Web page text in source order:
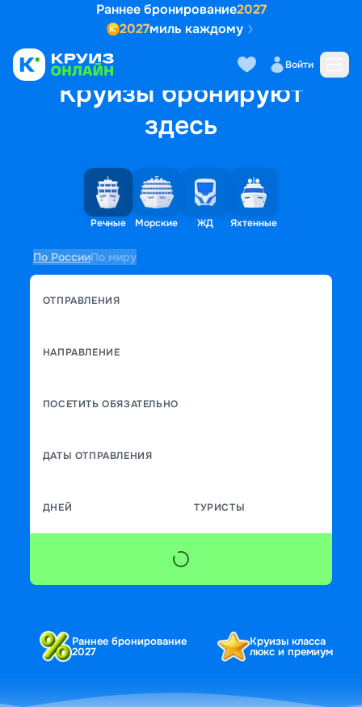
Раннее бронирование2027
2027миль каждому
Войти
Круизы бронируют
здесь
Речные Морские ЖД Яхтенные
По РоссииПо миру
ОТПРАВЛЕНИЯ
НАПРАВЛЕНИЕ
ПОСЕТИТЬ ОБЯЗАТЕЛЬНО
ДАТЫ ОТПРАВЛЕНИЯ
ДНЕЙ ТУРИСТЫ
Раннее бронирование
2027
Круизы класса
люкс и премиум